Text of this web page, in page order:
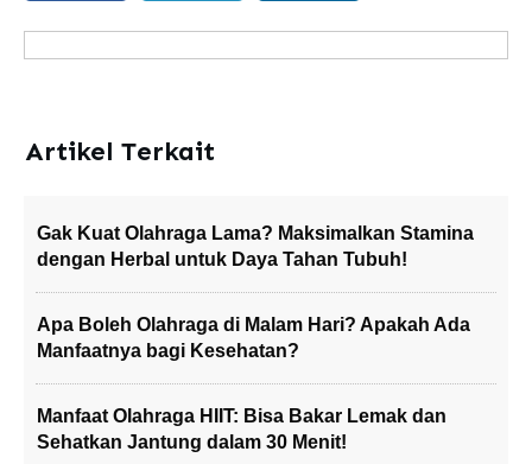
Artikel Terkait
Gak Kuat Olahraga Lama? Maksimalkan Stamina
dengan Herbal untuk Daya Tahan Tubuh!
Apa Boleh Olahraga di Malam Hari? Apakah Ada
Manfaatnya bagi Kesehatan?
Manfaat Olahraga HIIT: Bisa Bakar Lemak dan
Sehatkan Jantung dalam 30 Menit!